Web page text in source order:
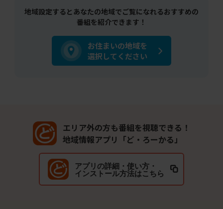
地域設定するとあなたの地域でご覧になれるおすすめの
番組を紹介できます！
お住まいの地域を
選択してください
エリア外の方も番組を視聴できる！
地域情報アプリ「ど・ろーかる」
アプリの詳細・使い方・
インストール方法はこちら